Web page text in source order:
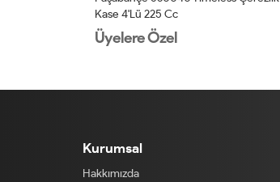
Kase 4'lü 225 Cc
Üyelere Özel
Kurumsal
Hakkımızda